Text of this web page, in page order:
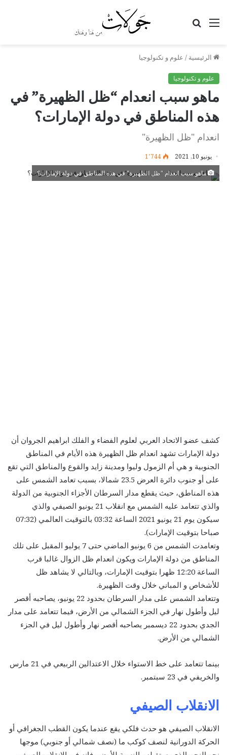
القائمة
الرئيسية / علوم و تكنولوجيا
علوم و تكنولوجيا
ماهو سبب انعدام “ظل الظهيرة” في
هذه المناطق في دولة الإمارات؟
انعدام "ظل الظهيرة"
يونيو 10, 2021 1٬744
ماهو سبب انعدام "ظل الظهيرة" في هذه المناطق في دولة الإمارات؟
كشف عضو الاتحاد العربي لعلوم الفضاء و الفلك ابراهيم الجروان أن
دولة الإمارات تشهد انعدام ظل الظهيرة هذه الأيام في المناطق
الجنوبية و هي أم الزمول وليوا ومدينة زايد والقوع والمناطق التي تقع
على أو جنوب دائرة العرض 23.5 شمالا، بسبب تعامد الشمس على
هذه المناطق، حيث يقطع مدار السرطان الأجزاء الجنوبية من الدولة
والذي تتعامد عليه الشمس مع انقلاب 21 يونيو الصيفي والذي
سيكون يوم 21 يونيو 2021 الساعة 03:32 بالتوقيت العالمي (07:32
صباحا بتوقيت الإمارات).
وتعامدت الشمس من 6 يونيو الماضي حتى 7 يوليو المقبل على تلك
المناطق من دولة الإمارات ويكون انعدام ظل الزوال غالبا قرب
الساعة 12:20 ظهرا بتوقيت الإمارات، وبالتالي لا يشاهد ظل
للأشخاص و المباني خلال وقت الظهيرة.
وتتعامد الشمس على مدار السرطان بحدود 22 يونيو، يصاحبه أقصر
ليل وأطول نهار في الجزء الشمالي من الأرض، فيما تتعامد على مدار
الجدي بحدود 22 ديسمبر يصاحبه أقصر نهار وأطول ليل في الجزء
الشمالي من الأرض.
بينما تتعامد على خط الاستواء خلال الاعتدالين الربيعي في 21 مارس
والخريفي في 23 سبتمبر.
الانقلاب الصيفي
الانقلاب الصيفي هو حدث فلكي يقع عندما يكون القطب الجغرافي أو
الحركة الدورانية لنصف كوكب ما (نصف شمالي أو جنوبي) موجها